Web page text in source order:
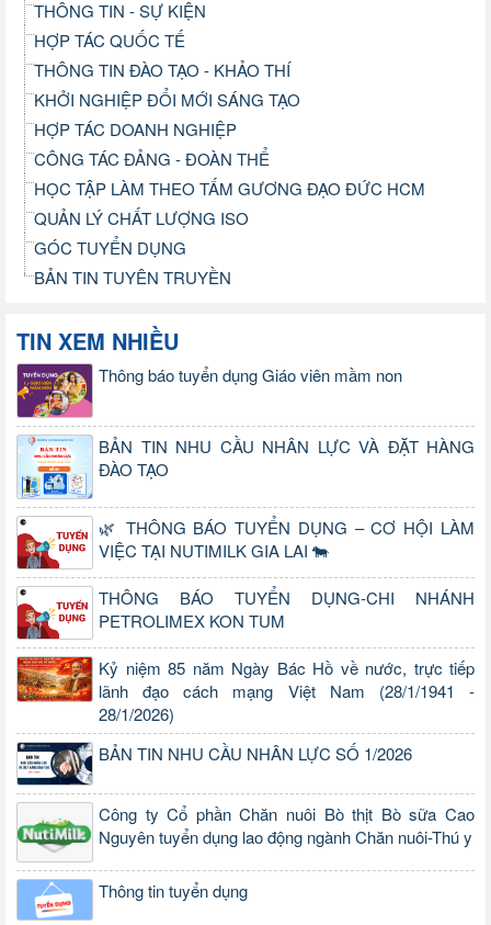
THÔNG TIN - SỰ KIỆN
HỢP TÁC QUỐC TẾ
THÔNG TIN ĐÀO TẠO - KHẢO THÍ
KHỞI NGHIỆP ĐỔI MỚI SÁNG TẠO
HỢP TÁC DOANH NGHIỆP
CÔNG TÁC ĐẢNG - ĐOÀN THỂ
HỌC TẬP LÀM THEO TẤM GƯƠNG ĐẠO ĐỨC HCM
QUẢN LÝ CHẤT LƯỢNG ISO
GÓC TUYỂN DỤNG
BẢN TIN TUYÊN TRUYỀN
TIN XEM NHIỀU
Thông báo tuyển dụng Giáo viên mầm non
BẢN TIN NHU CẦU NHÂN LỰC VÀ ĐẶT HÀNG
ĐÀO TẠO
🌿 THÔNG BÁO TUYỂN DỤNG – CƠ HỘI LÀM
VIỆC TẠI NUTIMILK GIA LAI 🐄
THÔNG BÁO TUYỂN DỤNG-CHI NHÁNH
PETROLIMEX KON TUM
Kỷ niệm 85 năm Ngày Bác Hồ về nước, trực tiếp
lãnh đạo cách mạng Việt Nam (28/1/1941 -
28/1/2026)
BẢN TIN NHU CẦU NHÂN LỰC SỐ 1/2026
Công ty Cổ phần Chăn nuôi Bò thịt Bò sữa Cao
Nguyên tuyển dụng lao động ngành Chăn nuôi-Thú y
Thông tin tuyển dụng